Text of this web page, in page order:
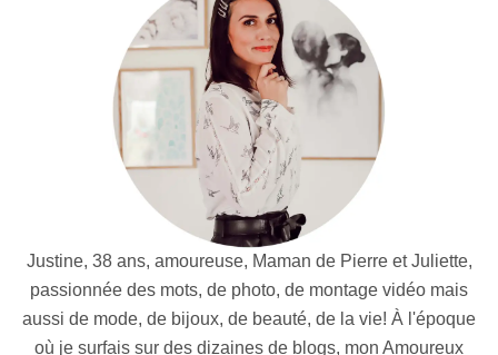
Justine, 38 ans, amoureuse, Maman de Pierre et Juliette,
passionnée des mots, de photo, de montage vidéo mais
aussi de mode, de bijoux, de beauté, de la vie! À l'époque
où je surfais sur des dizaines de blogs, mon Amoureux